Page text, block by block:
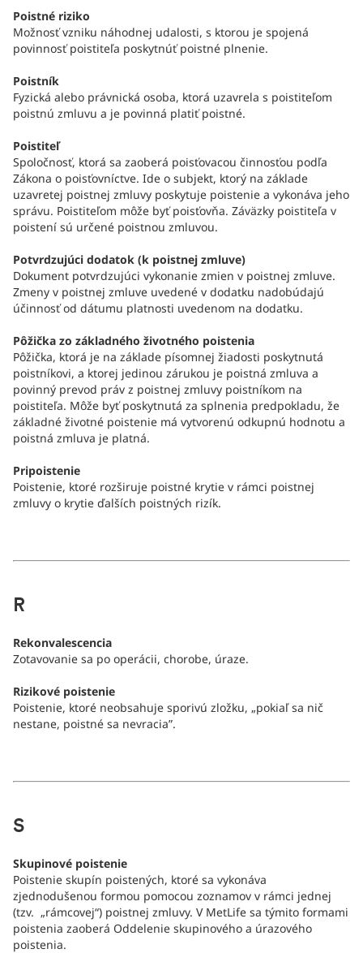
Poistné riziko
Možnosť vzniku náhodnej udalosti, s ktorou je spojená
povinnosť poistiteľa poskytnúť poistné plnenie.
Poistník
Fyzická alebo právnická osoba, ktorá uzavrela s poistiteľom
poistnú zmluvu a je povinná platiť poistné.
Poistiteľ
Spoločnosť, ktorá sa zaoberá poisťovacou činnosťou podľa
Zákona o poisťovníctve. Ide o subjekt, ktorý na základe
uzavretej poistnej zmluvy poskytuje poistenie a vykonáva jeho
správu. Poistiteľom môže byť poisťovňa. Záväzky poistiteľa v
poistení sú určené poistnou zmluvou.
Potvrdzujúci dodatok (k poistnej zmluve)
Dokument potvrdzujúci vykonanie zmien v poistnej zmluve.
Zmeny v poistnej zmluve uvedené v dodatku nadobúdajú
účinnosť od dátumu platnosti uvedenom na dodatku.
Pôžička zo základného životného poistenia
Pôžička, ktorá je na základe písomnej žiadosti poskytnutá
poistníkovi, a ktorej jedinou zárukou je poistná zmluva a
povinný prevod práv z poistnej zmluvy poistníkom na
poistiteľa. Môže byť poskytnutá za splnenia predpokladu, že
základné životné poistenie má vytvorenú odkupnú hodnotu a
poistná zmluva je platná.
Pripoistenie
Poistenie, ktoré rozširuje poistné krytie v rámci poistnej
zmluvy o krytie ďalších poistných rizík.
R
Rekonvalescencia
Zotavovanie sa po operácii, chorobe, úraze.
Rizikové poistenie
Poistenie, ktoré neobsahuje sporivú zložku, „pokiaľ sa nič
nestane, poistné sa nevracia”.
S
Skupinové poistenie
Poistenie skupín poistených, ktoré sa vykonáva
zjednodušenou formou pomocou zoznamov v rámci jednej
(tzv. „rámcovej“) poistnej zmluvy. V MetLife sa týmito formami
poistenia zaoberá Oddelenie skupinového a úrazového
poistenia.